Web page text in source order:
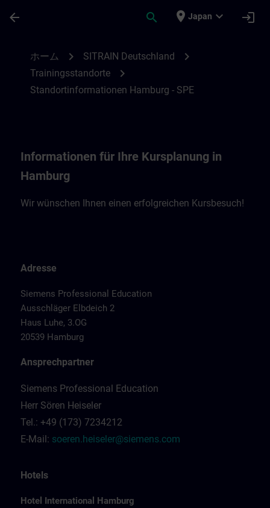
arrow_back search place Japan expand_more login
ホーム chevron_right SITRAIN Deutschland chevron_right
Trainingsstandorte chevron_right
Standortinformationen Hamburg - SPE
Informationen für Ihre Kursplanung in
Hamburg
Wir wünschen Ihnen einen erfolgreichen Kursbesuch!
Adresse
Siemens Professional Education
Ausschläger Elbdeich 2
Haus Luhe, 3.OG
20539 Hamburg
Ansprechpartner
Siemens Professional Education
Herr Sören Heiseler
Tel.: +49 (173) 7234212
E-Mail: soeren.heiseler@siemens.com
Hotels
Hotel International Hamburg